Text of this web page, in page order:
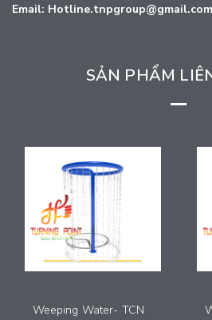
Email: Hotline.tnpgroup@gmail.com
SẢN PHẨM
Weeping Water- TCN 0022